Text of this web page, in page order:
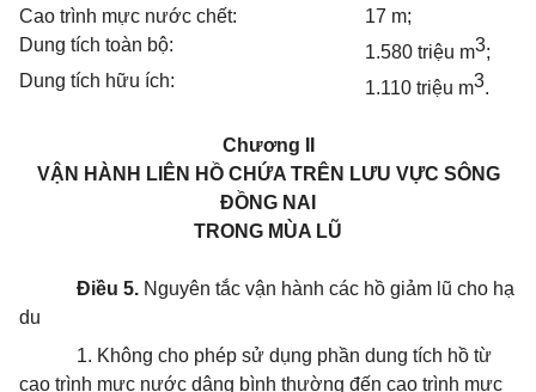
Cao trình mực nước chết:
17 m;
Dung tích toàn bộ:
1.580 triệu m3;
Dung tích hữu ích:
1.110 triệu m3.
Chương II
VẬN HÀNH LIÊN HỒ CHỨA TRÊN LƯU VỰC SÔNG
ĐỒNG NAI
TRONG MÙA LŨ
Điều 5. Nguyên tắc vận hành các hồ giảm lũ cho hạ
du
1. Không cho phép sử dụng phần dung tích hồ từ
cao trình mực nước dâng bình thường đến cao trình mực